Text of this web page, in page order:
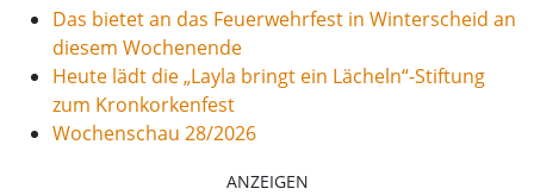
Das bietet an das Feuerwehrfest in Winterscheid an
diesem Wochenende
Heute lädt die „Layla bringt ein Lächeln“-Stiftung
zum Kronkorkenfest
Wochenschau 28/2026
ANZEIGEN